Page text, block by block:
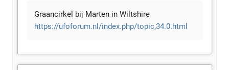
Graancirkel bij Marten in Wiltshire
https://ufoforum.nl/index.php/topic,34.0.html